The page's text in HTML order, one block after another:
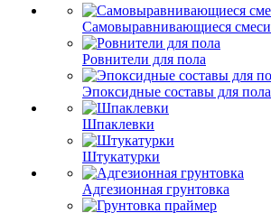
Самовыравнивающиеся смеси
Ровнители для пола
Эпоксидные составы для пола
Шпаклевки
Штукатурки
Адгезионная грунтовка